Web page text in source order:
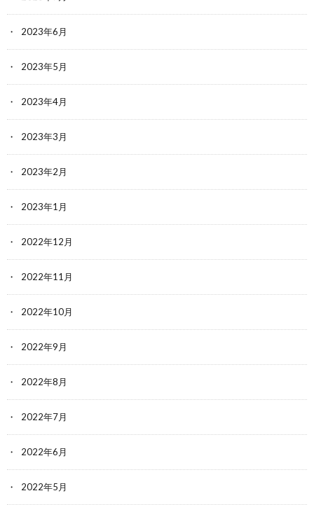
2023年6月
2023年5月
2023年4月
2023年3月
2023年2月
2023年1月
2022年12月
2022年11月
2022年10月
2022年9月
2022年8月
2022年7月
2022年6月
2022年5月